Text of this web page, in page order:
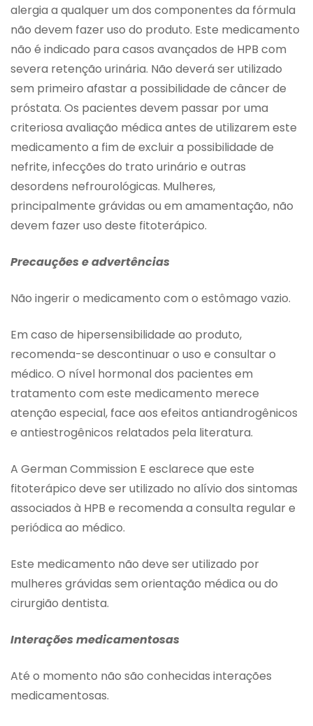
alergia a qualquer um dos componentes da fórmula
não devem fazer uso do produto. Este medicamento
não é indicado para casos avançados de HPB com
severa retenção urinária. Não deverá ser utilizado
sem primeiro afastar a possibilidade de câncer de
próstata. Os pacientes devem passar por uma
criteriosa avaliação médica antes de utilizarem este
medicamento a fim de excluir a possibilidade de
nefrite, infecções do trato urinário e outras
desordens nefrourológicas. Mulheres,
principalmente grávidas ou em amamentação, não
devem fazer uso deste fitoterápico.
Precauções e advertências
Não ingerir o medicamento com o estômago vazio.
Em caso de hipersensibilidade ao produto,
recomenda-se descontinuar o uso e consultar o
médico. O nível hormonal dos pacientes em
tratamento com este medicamento merece
atenção especial, face aos efeitos antiandrogênicos
e antiestrogênicos relatados pela literatura.
A German Commission E esclarece que este
fitoterápico deve ser utilizado no alívio dos sintomas
associados à HPB e recomenda a consulta regular e
periódica ao médico.
Este medicamento não deve ser utilizado por
mulheres grávidas sem orientação médica ou do
cirurgião dentista.
Interações medicamentosas
Até o momento não são conhecidas interações
medicamentosas.